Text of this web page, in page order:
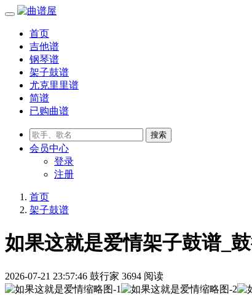
首页
吉他谱
钢琴谱
架子鼓谱
尤克里里谱
简谱
已购曲谱
会员中心
登录
注册
首页
架子鼓谱
如果这就是爱情架子鼓谱_
2026-07-21 23:57:46 鼓行家 3694 阅读